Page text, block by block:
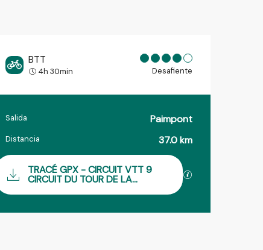
BTT
4h 30min Desafiente
Información práctica
Salida Paimpont
Distancia 37.0 km
Documentación
TRACÉ GPX - CIRCUIT VTT 9
CIRCUIT DU TOUR DE LA... Los archivos